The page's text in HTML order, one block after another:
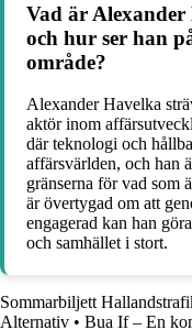
Vad är
och hur ser han
område?
Alexander Havelka
aktör inom
där teknologi och
affärsvärlden, och han
gränserna för vad som
är övertygad om att
engagerad kan han
och samhället i stort.
Sommarbiljett
Alternativ • Bua If – En